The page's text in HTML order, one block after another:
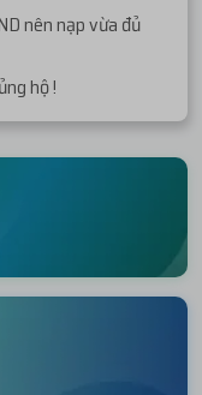
nên nạp vừa đủ
hộ !